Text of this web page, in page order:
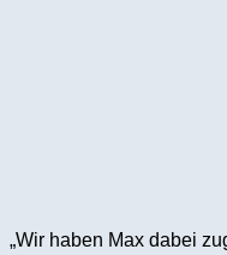
„Wir haben Max dabei